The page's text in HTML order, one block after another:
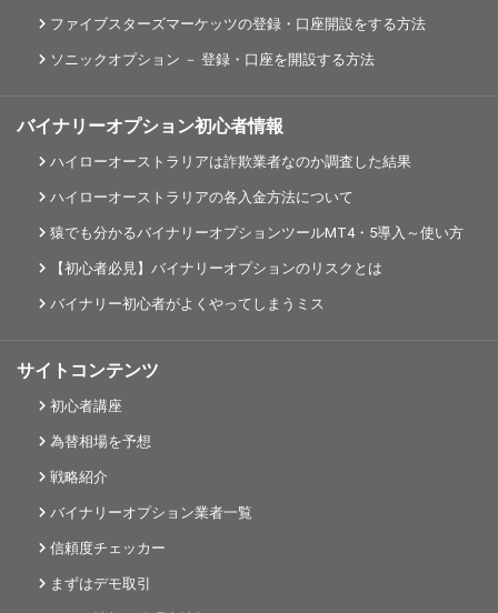
ファイブスターズマーケッツの登録・口座開設をする方法
ソニックオプション － 登録・口座を開設する方法
バイナリーオプション初心者情報
ハイローオーストラリアは詐欺業者なのか調査した結果
ハイローオーストラリアの各入金方法について
猿でも分かるバイナリーオプションツールMT4・5導入～使い方
【初心者必見】バイナリーオプションのリスクとは
バイナリー初心者がよくやってしまうミス
サイトコンテンツ
初心者講座
為替相場を予想
戦略紹介
バイナリーオプション業者一覧
信頼度チェッカー
まずはデモ取引